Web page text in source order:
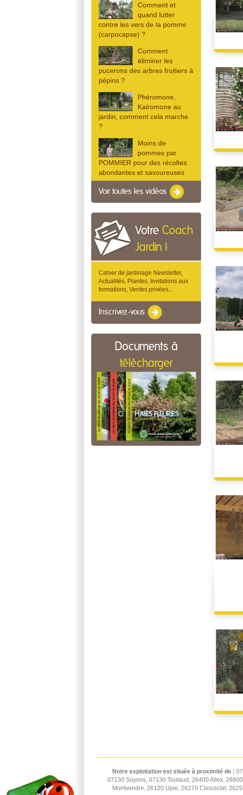
Comment et
quand lutter
contre les vers de la pomme
(carpocapse) ?
Comment
éliminer les
pucerons des arbres fruitiers à
pépins ?
Phéromone,
Kairomone au
jardin, comment cela marche
?
Moins de
pommes par
POMMIER pour des récoltes
abondantes et savoureuses
Voir toutes les vidéos
Votre Coach
Jardin !
Cahier de jardinage Newsletter,
Actualités, Plantes, Invitations aux
formations, Ventes privées...
Inscrivez-vous
Documents à
télécharger
Notre exploitation est située à proximité de :
07130 Soyons, 07130 Toulaud, 26400 Allex,
Montvendre, 26120 Upie, 26270 Cliousclat,